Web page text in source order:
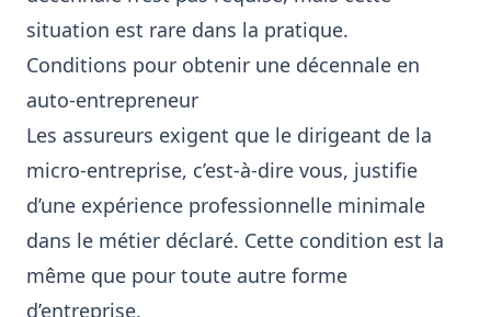
situation est rare dans la pratique.
Conditions pour obtenir une décennale en
auto-entrepreneur
Les assureurs exigent que le dirigeant de la
micro-entreprise, c’est-à-dire vous, justifie
d’une expérience professionnelle minimale
dans le métier déclaré. Cette condition est la
même que pour toute autre forme
d’entreprise.